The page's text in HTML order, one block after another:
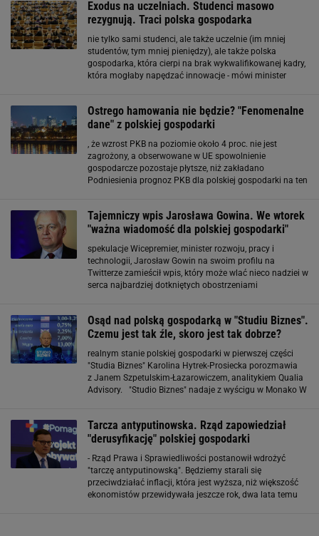
Exodus na uczelniach. Studenci masowo
rezygnują. Traci polska gospodarka
nie tylko sami studenci, ale także uczelnie (im mniej
studentów, tym mniej pieniędzy), ale także polska
gospodarka, która cierpi na brak wykwalifikowanej kadry,
która mogłaby napędzać innowacje - mówi minister
Ostrego hamowania nie będzie? "Fenomenalne
dane" z polskiej gospodarki
, że wzrost PKB na poziomie około 4 proc. nie jest
zagrożony, a obserwowane w UE spowolnienie
gospodarcze pozostaje płytsze, niż zakładano
Podniesienia prognoz PKB dla polskiej gospodarki na ten
Tajemniczy wpis Jarosława Gowina. We wtorek
"ważna wiadomość dla polskiej gospodarki"
spekulacje Wicepremier, minister rozwoju, pracy i
technologii, Jarosław Gowin na swoim profilu na
Twitterze zamieścił wpis, który może wlać nieco nadziei w
serca najbardziej dotkniętych obostrzeniami
Osąd nad polską gospodarką w "Studiu Biznes".
Czemu jest tak źle, skoro jest tak dobrze?
realnym stanie polskiej gospodarki w pierwszej części
"Studia Biznes" Karolina Hytrek-Prosiecka porozmawia
z Janem Szpetulskim-Łazarowiczem, analitykiem Qualia
Advisory. "Studio Biznes" nadaje z wyścigu w Monako W
Tarcza antyputinowska. Rząd zapowiedział
"derusyfikację" polskiej gospodarki
- Rząd Prawa i Sprawiedliwości postanowił wdrożyć
"tarczę antyputinowską". Będziemy starali się
przeciwdziałać inflacji, która jest wyższa, niż większość
ekonomistów przewidywała jeszcze rok, dwa lata temu